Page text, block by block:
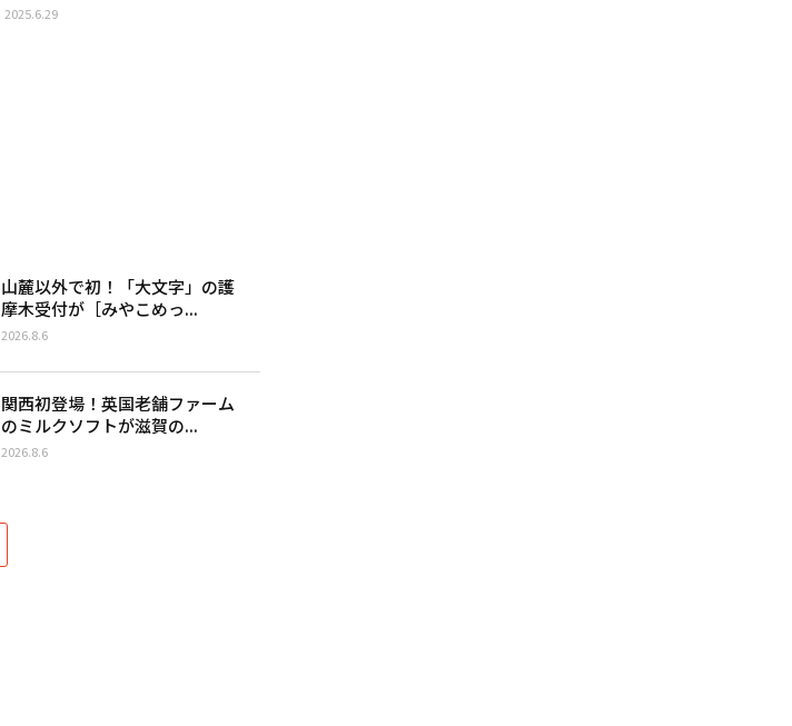
2025.6.29
山麓以外で初！「大文字」の護
摩木受付が［みやこめっ...
2026.8.6
関西初登場！英国老舗ファーム
のミルクソフトが滋賀の...
2026.8.6